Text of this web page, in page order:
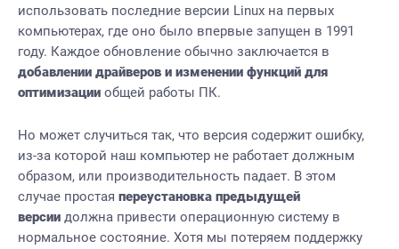
использовать последние версии Linux на первых
компьютерах, где оно было впервые запущен в 1991
году. Каждое обновление обычно заключается в
добавлении драйверов и изменении функций для
оптимизации общей работы ПК.
Но может случиться так, что версия содержит ошибку,
из-за которой наш компьютер не работает должным
образом, или производительность падает. В этом
случае простая переустановка предыдущей
версии должна привести операционную систему в
нормальное состояние. Хотя мы потеряем поддержку